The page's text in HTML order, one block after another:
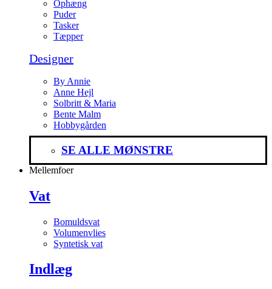
Ophæng
Puder
Tasker
Tæpper
Designer
By Annie
Anne Hejl
Solbritt & Maria
Bente Malm
Hobbygården
SE ALLE MØNSTRE
Mellemfoer
Vat
Bomuldsvat
Volumenvlies
Syntetisk vat
Indlæg